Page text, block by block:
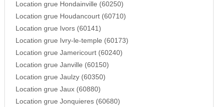
Location grue Hondainville (60250)
Location grue Houdancourt (60710)
Location grue Ivors (60141)
Location grue Ivry-le-temple (60173)
Location grue Jamericourt (60240)
Location grue Janville (60150)
Location grue Jaulzy (60350)
Location grue Jaux (60880)
Location grue Jonquieres (60680)